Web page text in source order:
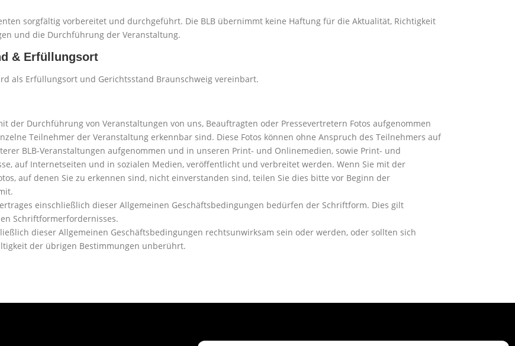
sorgfältig vorbereitet und durchgeführt. Die BLB übernimmt keine Haftung für die Aktualität, Richtigkeit
und die Durchführung der Veranstaltung.
& Erfüllungsort
als Erfüllungsort und Gerichtsstand Braunschweig vereinbart.
der Durchführung von Veranstaltungen von uns, Beauftragten oder Pressevertretern Fotos aufgenommen
Teilnehmer der Veranstaltung erkennbar sind. Diese Fotos können ohne Anspruch des Teilnehmers auf
BLB-Veranstaltungen aufgenommen und in unseren Print- und Onlinemedien, sowie Print- und
auf Internetseiten und in sozialen Medien, veröffentlicht und verbreitet werden. Wenn Sie mit der
auf denen Sie zu erkennen sind, nicht einverstanden sind, teilen Sie dies bitte vor Beginn der
einschließlich dieser Allgemeinen Geschäftsbedingungen bedürfen der Schriftform. Dies gilt
Schriftformerfordernisses.
dieser Allgemeinen Geschäftsbedingungen rechtsunwirksam sein oder werden, oder sollten sich
der übrigen Bestimmungen unberührt.